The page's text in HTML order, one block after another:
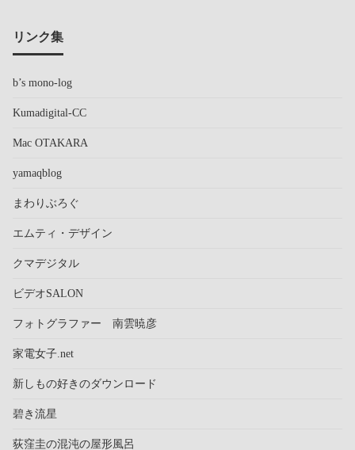
リンク集
b’s mono-log
Kumadigital-CC
Mac OTAKARA
yamaqblog
まわりぶろぐ
エムティ・デザイン
クマデジタル
ビデオSALON
フォトグラファー 南雲暁彦
家電女子.net
新しもの好きのダウンロード
碧き流星
荻窪圭の混沌の屋形風呂